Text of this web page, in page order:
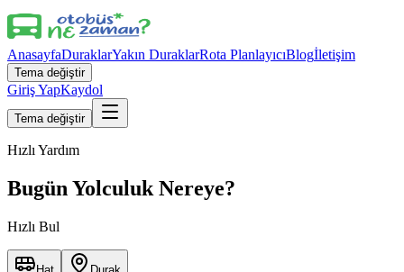
AnasayfaDuraklarYakın DuraklarRota PlanlayıcıBlogİletişim
Tema değiştir
Giriş YapKaydol
Tema değiştir
Hızlı Yardım
Bugün Yolculuk Nereye?
Hızlı Bul